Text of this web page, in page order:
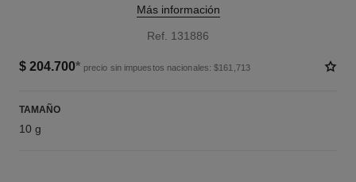
Más información
Ref. 131886
$ 204.700* precio sin impuestos nacionales: $161,713
TAMAÑO
10 g